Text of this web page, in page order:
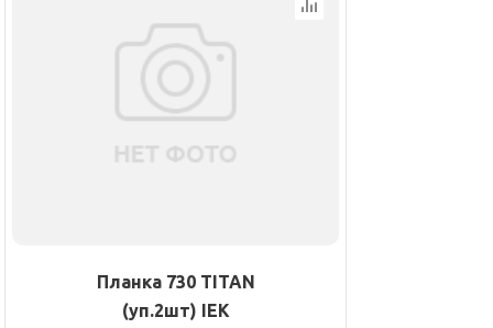
Планка 730 TITAN
(уп.2шт) IEK